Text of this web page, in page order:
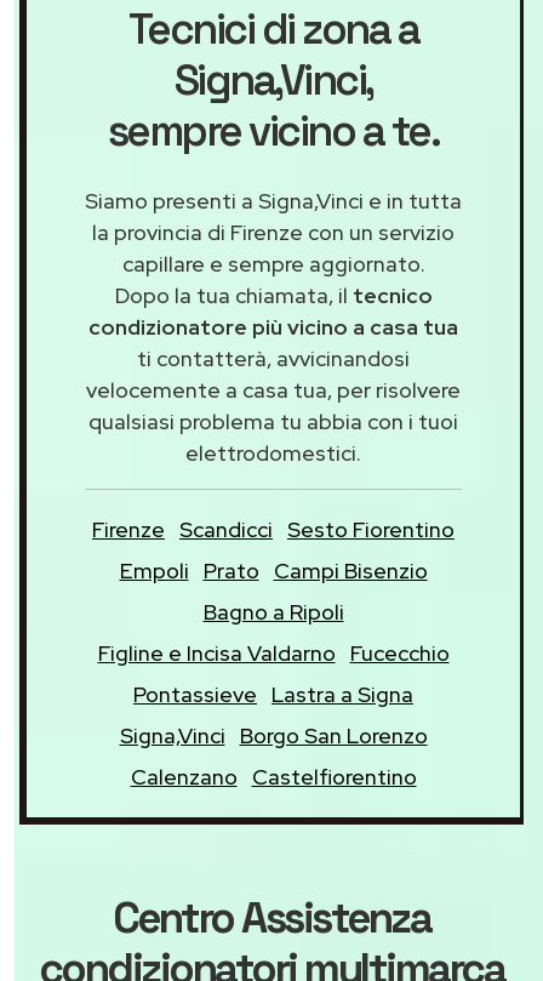
Tecnici di zona a
Signa,Vinci,
sempre vicino a te.
Siamo presenti a Signa,Vinci e in tutta
la provincia di Firenze con un servizio
capillare e sempre aggiornato.
Dopo la tua chiamata, il tecnico
condizionatore più vicino a casa tua
ti contatterà, avvicinandosi
velocemente a casa tua, per risolvere
qualsiasi problema tu abbia con i tuoi
elettrodomestici.
Firenze Scandicci Sesto Fiorentino
Empoli
Prato
Campi Bisenzio
Bagno a Ripoli
Figline e Incisa Valdarno
Fucecchio
Pontassieve
Lastra a Signa
Signa,Vinci
Borgo San Lorenzo
Calenzano
Castelfiorentino
Centro Assistenza
condizionatori multimarca